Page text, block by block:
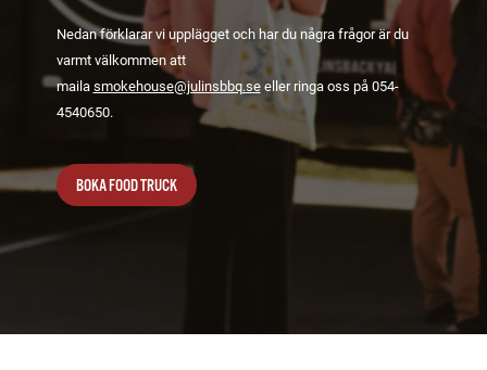
Nedan förklarar vi upplägget och har du några frågor är du
varmt välkommen att
mailasmokehouse@julinsbbq.seeller ringa oss på 054-
4540650.
BOKA FOOD TRUCK